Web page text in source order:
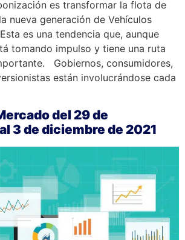
es transformar la flota de
nueva generación de Vehículos
es una tendencia que, aunque
tomando impulso y tiene una ruta
Gobiernos, consumidores,
están involucrándose cada
del 29 de
3 de diciembre de 2021